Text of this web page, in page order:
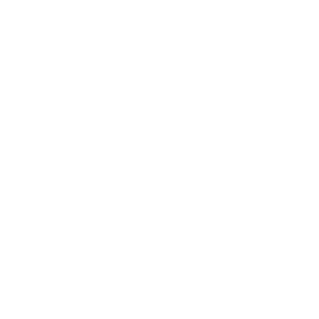
novedades del mercado de La Liga